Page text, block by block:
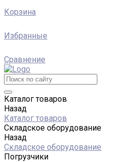
Корзина
Избранные
Сравнение
Каталог товаров
Назад
Каталог товаров
Складское оборудование
Назад
Складское оборудование
Погрузчики